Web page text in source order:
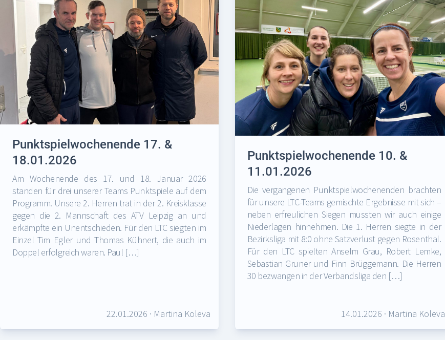
Punktspielwochenende 17. &
18.01.2026
Am Wochenende des 17. und 18. Januar 2026
standen für drei unserer Teams Punktspiele auf dem
Programm. Unsere 2. Herren trat in der 2. Kreisklasse
gegen die 2. Mannschaft des ATV Leipzig an und
erkämpfte ein Unentschieden. Für den LTC siegten im
Einzel Tim Egler und Thomas Kühnert, die auch im
Doppel erfolgreich waren. Paul […]
22.01.2026 · Martina Koleva
Punktspielwochenende 10. &
11.01.2026
Die vergangenen Punktspielwochenenden brachten
für unsere LTC-Teams gemischte Ergebnisse mit sich –
neben erfreulichen Siegen mussten wir auch einige
Niederlagen hinnehmen. Die 1. Herren siegte in der
Bezirksliga mit 8:0 ohne Satzverlust gegen Rosenthal.
Für den LTC spielten Anselm Grau, Robert Lemke,
Sebastian Gruner und Finn Brüggemann. Die Herren
30 bezwangen in der Verbandsliga den […]
14.01.2026 · Martina Koleva